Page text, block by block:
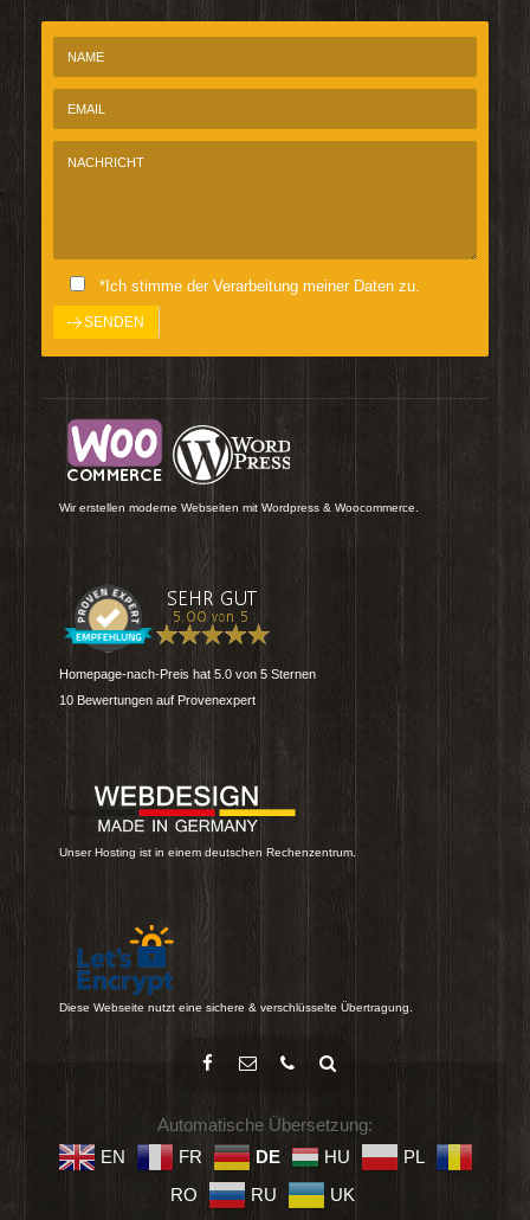
*Ich stimme der Verarbeitung meiner Daten zu.
Wir erstellen moderne Webseiten mit Wordpress & Woocommerce.
Homepage-nach-Preis hat 5.0 von 5 Sternen
10 Bewertungen auf Provenexpert
Unser Hosting ist in einem deutschen Rechenzentrum.
Diese Webseite nutzt eine sichere & verschlüsselte Übertragung.
Automatische Übersetzung:
EN
FR DE HU
PL
RO
RU UK